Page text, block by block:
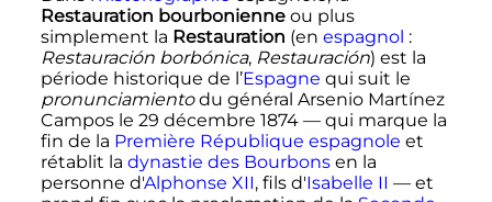
Restauration bourbonienneou plus
simplement la Restauration (en espagnol :
Restauración borbónica, Restauración) est la
période historique de l’Espagne qui suit le
pronunciamientodu général Arsenio Martínez
Campos le 29 décembre 1874— qui marque la
fin de la Première République espagnole et
rétablit la dynastie des Bourbonsen la
personne d'Alphonse XII, fils d'Isabelle II — et